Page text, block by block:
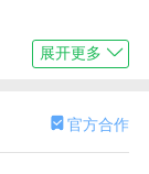
新和管理功
长和奖励，让
展开更多
官方合作